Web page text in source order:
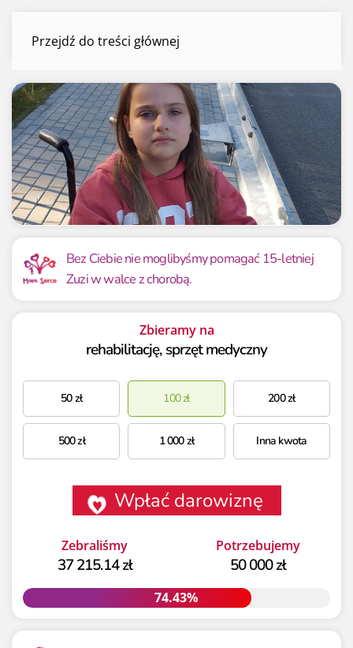
Przejdź do treści głównejZuzia Ziemka
Mamy już
37 215.14 zł
Potrzebujemy
50 000 zł
74.43% 74.43%
Bez Ciebie nie moglibyśmy pomagać 15-letniej
Zuzi w walce z chorobą.
Zbieramy na
rehabilitację, sprzęt medyczny
50zł 100zł 200zł
500zł 1 000zł Inna kwota
Wpłać darowiznę
Zebraliśmy
37 215.14 zł
Potrzebujemy
50 000 zł
74.43%
74.43%